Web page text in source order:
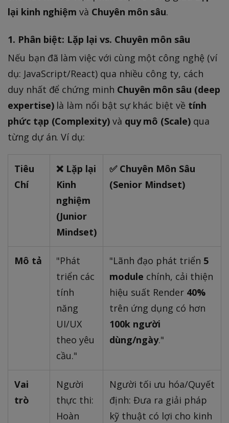
lại kinh nghiệm và Chuyên môn sâu.
1. Phân biệt: Lặp lại vs. Chuyên môn sâu
Nếu bạn đã làm việc với cùng một công nghệ (ví
dụ: JavaScript/React) qua nhiều công ty, cách
duy nhất để chứng minh Chuyên môn sâu (deep
expertise)là làm nổi bật sự khác biệt về tính
phức tạp (Complexity)và quy mô (Scale)qua
từng dự án. Ví dụ:
Tiêu
Chí
❌ Lặp lại
Kinh
nghiệm
(Junior
Mindset)
✅ Chuyên Môn Sâu
(Senior Mindset)
Mô tả
"Phát
triển các
tính
năng
UI/UX
theo yêu
cầu."
"Lãnh đạo phát triển 5
module chính, cải thiện
hiệu suất Render 40%
trên ứng dụng có hơn
100k người
dùng/ngày."
Vai
trò
Người
thực thi:
Hoàn
Người tối ưu hóa/Quyết
định: Đưa ra giải pháp
kỹ thuật có lợi cho kinh